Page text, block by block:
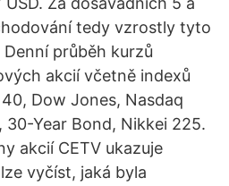
tedy vzrostly tyto
průběh kurzů
akcií včetně indexů
40, Dow Jones, Nasdaq
30-Year Bond, Nikkei 225.
akcií CETV ukazuje
vyčíst, jaká byla